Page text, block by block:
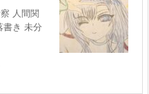
人間関
書き 未分